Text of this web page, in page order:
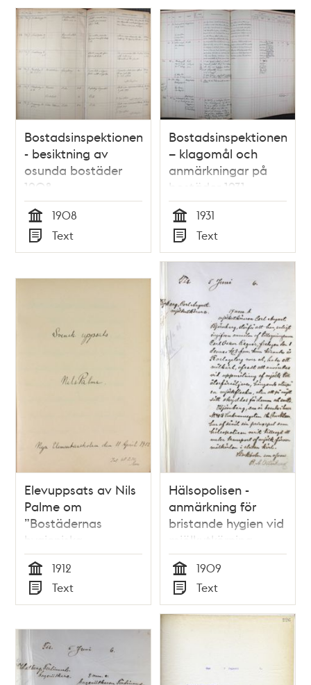
personal
Bostadsinspektionen
- besiktning av
osunda bostäder
1908
Tid
1908
Typ
Text
Bostadsinspektionen
– klagomål och
anmärkningar på
bostäder 1931
Tid
1931
Typ
Text
Elevuppsats av Nils
Palme om
”Bostädernas
hygieniska
anordning” - 1912
Tid
1912
Typ
Text
Hälsopolisen -
anmärkning för
bristande hygien vid
mjölkutkörning
Tid
1909
Typ
Text